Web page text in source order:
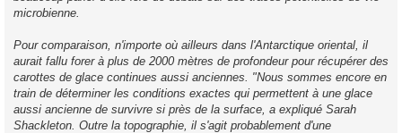
microbienne.
Pour comparaison, n'importe où ailleurs dans l'Antarctique oriental, il
aurait fallu forer à plus de 2000 mètres de profondeur pour récupérer des
carottes de glace continues aussi anciennes. "Nous sommes encore en
train de déterminer les conditions exactes qui permettent à une glace
aussi ancienne de survivre si près de la surface, a expliqué Sarah
Shackleton. Outre la topographie, il s'agit probablement d'une